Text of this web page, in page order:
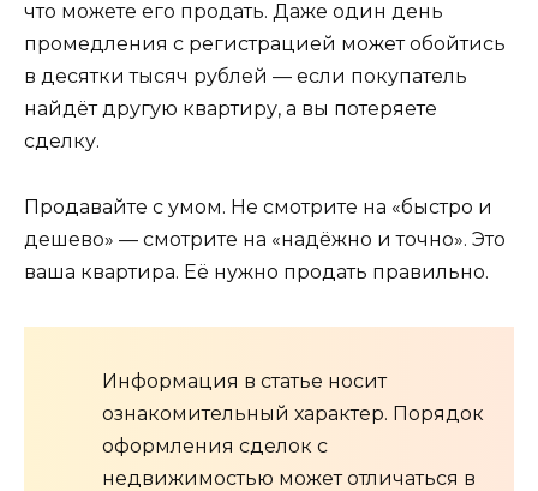
что можете его продать. Даже один день
промедления с регистрацией может обойтись
в десятки тысяч рублей — если покупатель
найдёт другую квартиру, а вы потеряете
сделку.
Продавайте с умом. Не смотрите на «быстро и
дешево» — смотрите на «надёжно и точно». Это
ваша квартира. Её нужно продать правильно.
Информация в статье носит
ознакомительный характер. Порядок
оформления сделок с
недвижимостью может отличаться в